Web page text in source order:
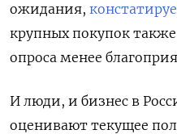
ожидания,
крупных покупок
опроса менее
И люди, и бизнес в
оценивают текущее